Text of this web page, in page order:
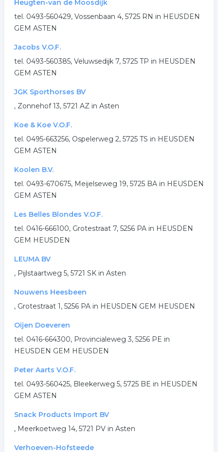
Heugten-van de Moosdijk
tel. 0493-560429, Vossenbaan 4, 5725 RN in HEUSDEN
GEM ASTEN
Jacobs V.O.F.
tel. 0493-560385, Veluwsedijk 7, 5725 TP in HEUSDEN
GEM ASTEN
JGK Sporthorses BV
, Zonnehof 13, 5721 AZ in Asten
Koe & Koe V.O.F.
tel. 0495-663256, Ospelerweg 2, 5725 TS in HEUSDEN
GEM ASTEN
Koolen B.V.
tel. 0493-670675, Meijelseweg 19, 5725 BA in HEUSDEN
GEM ASTEN
Les Belles Blondes V.O.F.
tel. 0416-666100, Grotestraat 7, 5256 PA in HEUSDEN
GEM HEUSDEN
LEUMA BV
, Pijlstaartweg 5, 5721 SK in Asten
Nouwens Heesbeen
, Grotestraat 1, 5256 PA in HEUSDEN GEM HEUSDEN
Oijen Doeveren
tel. 0416-664300, Provincialeweg 3, 5256 PE in
HEUSDEN GEM HEUSDEN
Peter Aarts V.O.F.
tel. 0493-560425, Bleekerweg 5, 5725 BE in HEUSDEN
GEM ASTEN
Snack Products Import BV
, Meerkoetweg 14, 5721 PV in Asten
Verhoeven-Hofsteede